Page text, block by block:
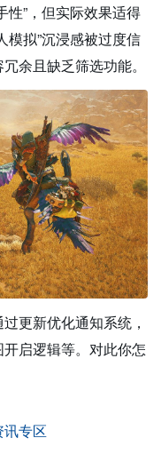
性”，但实际效果适得
模拟”沉浸感被过度信
余且缺乏筛选功能。
更新优化通知系统，
启逻辑等。对此你怎
专区